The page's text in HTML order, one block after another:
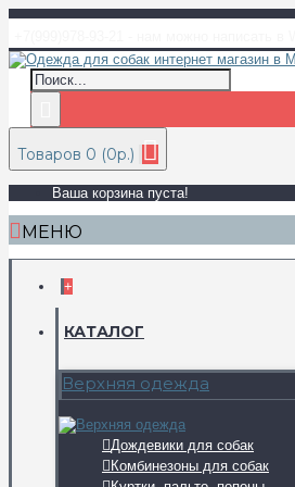
Товаров 0 (0р.)
Ваша корзина пуста!
МЕНЮ
+
КАТАЛОГ
Верхняя одежда
Дождевики для собак
Комбинезоны для собак